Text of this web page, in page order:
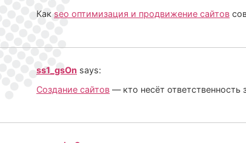
Как seo оптимизация и продвижение сайтов
ss1_gsOn says:
Создание сайтов — кто несёт ответственность